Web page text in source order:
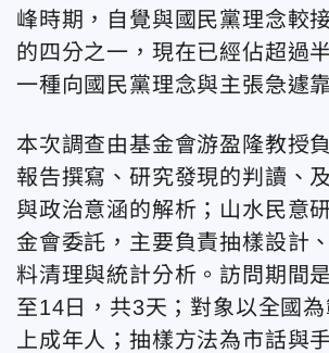
峰時期，自覺與國民黨理念較
的四分之一，現在已經佔超過
一種向國民黨理念與主張急遽
本次調查由基金會游盈隆教授
報告撰寫、研究發現的判讀、
與政治意涵的解析；山水民意
金會委託，主要負責抽樣設計
料清理與統計分析。訪問期間
至14日，共3天；對象以全國
上成年人；抽樣方法為市話與